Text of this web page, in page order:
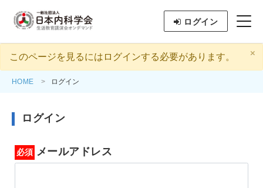
ログイン
×
このページを見るにはログインする必要があります。
HOME ログイン
ログイン
メールアドレス